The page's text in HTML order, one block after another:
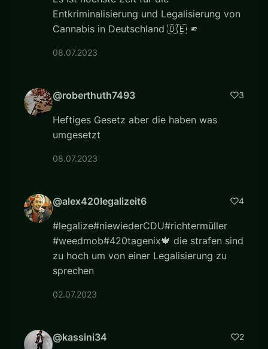
Entkriminalisierung und Legalisierung von
Cannabis in Deutschland 🇩🇪 🫵
08.07.2023
@roberthuth7493 3
Heftiges Gesetz aber die haben was
umgesetzt
08.07.2023
@alex420legalizeit6 4
#legalize#niewiederCDU#richtermüller
#weedmob#420tagenix🍁 die strafen sind
zu hoch um von einer Legalisierung zu
sprechen
02.07.2023
@kassini34 2